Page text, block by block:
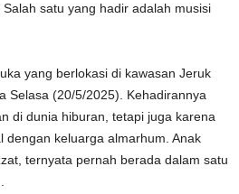
satu yang hadir adalah musisi
yang berlokasi di kawasan Jeruk
Selasa (20/5/2025). Kehadirannya
di dunia hiburan, tetapi juga karena
dengan keluarga almarhum. Anak
ternyata pernah berada dalam satu